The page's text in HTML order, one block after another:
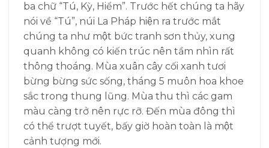
ba chữ “Tú, Kỳ, Hiểm”. Trước hết chúng ta hãy
nói về “Tú”, núi La Pháp hiện ra trước mắt
chúng ta như một bức tranh sơn thủy, xung
quanh không có kiến trúc nên tầm nhìn rất
thông thoáng. Mùa xuân cây cối xanh tươi
bừng bừng sức sống, tháng 5 muôn hoa khoe
sắc trong thung lũng. Mùa thu thì các gam
màu càng trở nên rực rỡ. Đến mùa đông thì
có thể trượt tuyết, bấy giờ hoàn toàn là một
cảnh tượng mới.